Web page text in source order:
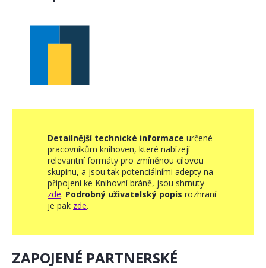
Detailnější technické informace určené
pracovníkům knihoven, které nabízejí
relevantní formáty pro zmíněnou cílovou
skupinu, a jsou tak potenciálními adepty na
připojení ke Knihovní bráně, jsou shrnuty
zde. Podrobný uživatelský popis rozhraní
je pak zde.
ZAPOJENÉ PARTNERSKÉ